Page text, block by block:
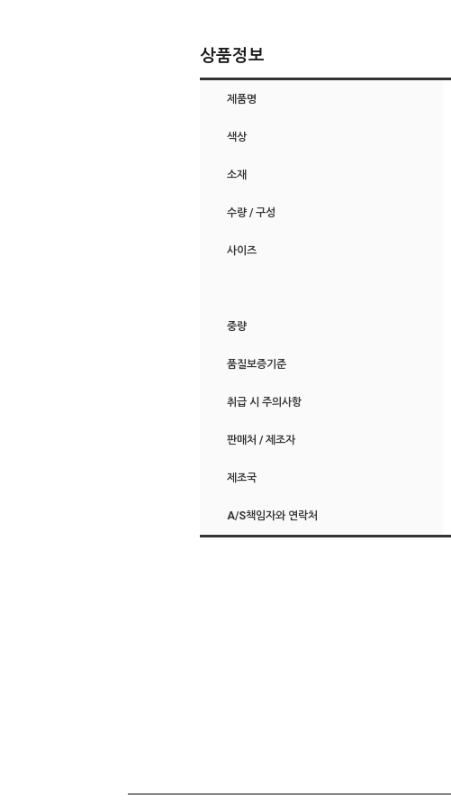
상품정보
제품명
색상
소재
수량 / 구성
사이즈
중량
품질보증기준
취급 시 주의사항
판매처 / 제조자
제조국
A/S책임자와 연락처